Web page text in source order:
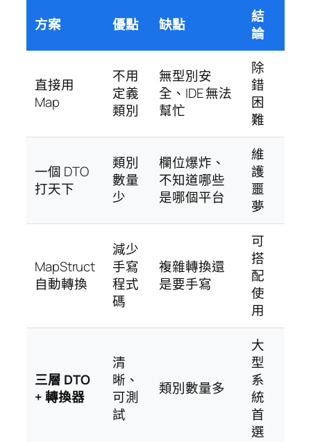
方案 優點 缺點
結
論
直接用
Map
不用
定義
類別
無型別安
全、IDE 無法
幫忙
除
錯
困
難
一個 DTO
打天下
類別
數量
少
欄位爆炸、
不知道哪些
是哪個平台
維
護
噩
夢
MapStruct
自動轉換
減少
手寫
程式
碼
複雜轉換還
是要手寫
可
搭
配
使
用
三層 DTO
+ 轉換器
清
晰、
可測
試
類別數量多
大
型
系
統
首
選